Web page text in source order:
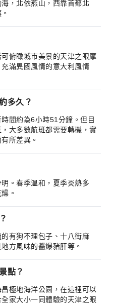
，北依燕山，西靠首都北
俯瞰城市美景的天津之眼摩
滿異國風情的意大利風情
多久？
間約為6小時51分鐘。但目
大多數航班都需要轉機，實
所差異。
。春季溫和，夏季炎熱多
。
有狗不理包子、十八街麻
方風味的醬爆豬肝等。
點？
極地海洋公園，在這裡可以
家大小一同體驗的天津之眼